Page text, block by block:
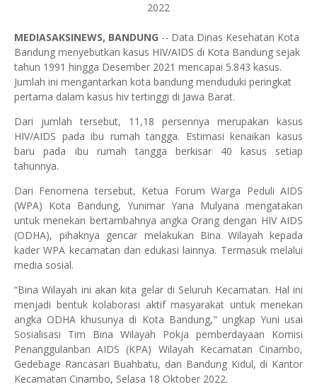
2022
MEDIASAKSINEWS, BANDUNG -- Data Dinas Kesehatan Kota
Bandung menyebutkan kasus HIV/AIDS di Kota Bandung sejak
tahun 1991 hingga Desember 2021 mencapai 5.843 kasus.
Jumlah ini mengantarkan kota bandung menduduki peringkat
pertama dalam kasus hiv tertinggi di Jawa Barat.
Dari jumlah tersebut, 11,18 persennya merupakan kasus
HIV/AIDS pada ibu rumah tangga. Estimasi kenaikan kasus
baru pada ibu rumah tangga berkisar 40 kasus setiap
tahunnya.
Dari Fenomena tersebut, Ketua Forum Warga Peduli AIDS
(WPA) Kota Bandung, Yunimar Yana Mulyana mengatakan
untuk menekan bertambahnya angka Orang dengan HIV AIDS
(ODHA), pihaknya gencar melakukan Bina Wilayah kepada
kader WPA kecamatan dan edukasi lainnya. Termasuk melalui
media sosial.
“Bina Wilayah ini akan kita gelar di Seluruh Kecamatan. Hal ini
menjadi bentuk kolaborasi aktif masyarakat untuk menekan
angka ODHA khusunya di Kota Bandung," ungkap Yuni usai
Sosialisasi Tim Bina Wilayah Pokja pemberdayaan Komisi
Penanggulanban AIDS (KPA) Wilayah Kecamatan Cinambo,
Gedebage Rancasari Buahbatu, dan Bandung Kidul, di Kantor
Kecamatan Cinambo, Selasa 18 Oktober 2022.